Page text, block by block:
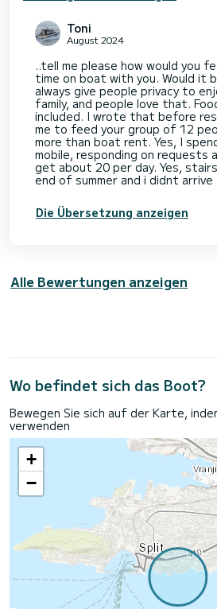
Toni
August 2024
..tell me please how would you
time on boat with you. Would it
always give people privacy to
family, and people love that.
included. I wrote that before
me to feed your group of 12
more than boat rent. Yes, I
mobile, responding on requests
get about 20 per day. Yes,
end of summer and i didnt
Die Übersetzung anzeigen
Alle Bewertungen anzeigen
Wo befindet sich das Boot?
Bewegen Sie sich auf der Karte,
verwenden
+
−